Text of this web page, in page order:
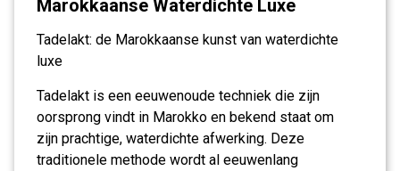
Marokkaanse Waterdichte Luxe
Tadelakt: de Marokkaanse kunst van waterdichte
luxe
Tadelakt is een eeuwenoude techniek die zijn
oorsprong vindt in Marokko en bekend staat om
zijn prachtige, waterdichte afwerking. Deze
traditionele methode wordt al eeuwenlang